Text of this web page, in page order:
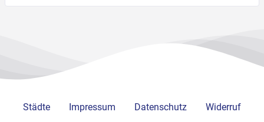
Städte Impressum Datenschutz Widerruf